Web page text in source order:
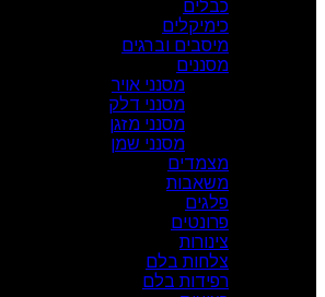
כבלים
כימיקלים
מיסבים וברגים
מסננים
מסנני אויר
מסנני דלק
מסנני מזגן
מסנני שמן
מצמדים
משאבות
פלגים
פרונטים
צינורות
צלחות בלם
רפידות בלם